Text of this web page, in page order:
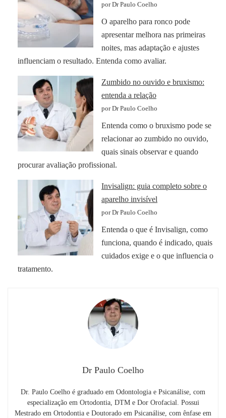
por Dr Paulo Coelho
O aparelho para ronco pode
apresentar melhora nas primeiras
noites, mas adaptação e ajustes
influenciam o resultado. Entenda como avaliar.
Zumbido no ouvido e bruxismo:
entenda a relação
por Dr Paulo Coelho
Entenda como o bruxismo pode se
relacionar ao zumbido no ouvido,
quais sinais observar e quando
procurar avaliação profissional.
Invisalign: guia completo sobre o
aparelho invisível
por Dr Paulo Coelho
Entenda o que é Invisalign, como
funciona, quando é indicado, quais
cuidados exige e o que influencia o
tratamento.
Dr Paulo Coelho
Dr. Paulo Coelho é graduado em Odontologia e Psicanálise, com
especialização em Ortodontia, DTM e Dor Orofacial. Possui
Mestrado em Ortodontia e Doutorado em Psicanálise, com ênfase em